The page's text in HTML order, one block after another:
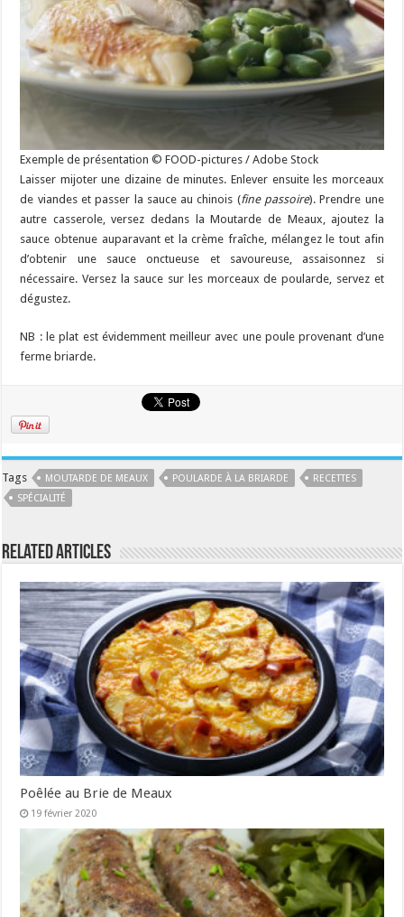
Exemple de présentation © FOOD-pictures / Adobe Stock
Laisser mijoter une dizaine de minutes. Enlever ensuite les morceaux
de viandes et passer la sauce au chinois (fine passoire). Prendre une
autre casserole, versez dedans la Moutarde de Meaux, ajoutez la
sauce obtenue auparavant et la crème fraîche, mélangez le tout afin
d’obtenir une sauce onctueuse et savoureuse, assaisonnez si
nécessaire. Versez la sauce sur les morceaux de poularde, servez et
dégustez.
NB : le plat est évidemment meilleur avec une poule provenant d’une
ferme briarde.
Tags MOUTARDE DE MEAUX POULARDE À LA BRIARDE
RECETTES
SPÉCIALITÉ
Related Articles
Poêlée au Brie de Meaux
19 février 2020